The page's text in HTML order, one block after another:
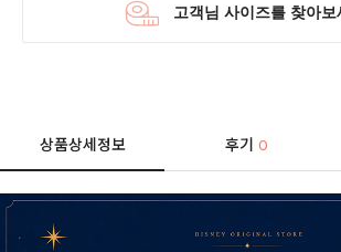
상품상세정보 후기0